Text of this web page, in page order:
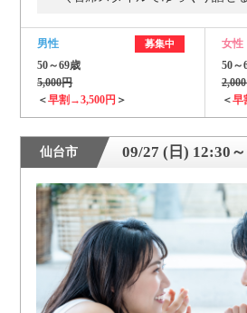
男性 募集中
50～69歳
5,000円
＜早割→3,500円 ＞
女性
50～
＜早
仙台市 09/27 (日) 12:30～